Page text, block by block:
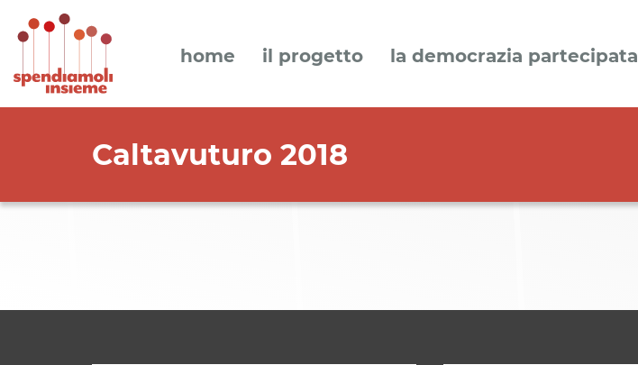
home il progetto la democrazia partecipata
Caltavuturo 2018